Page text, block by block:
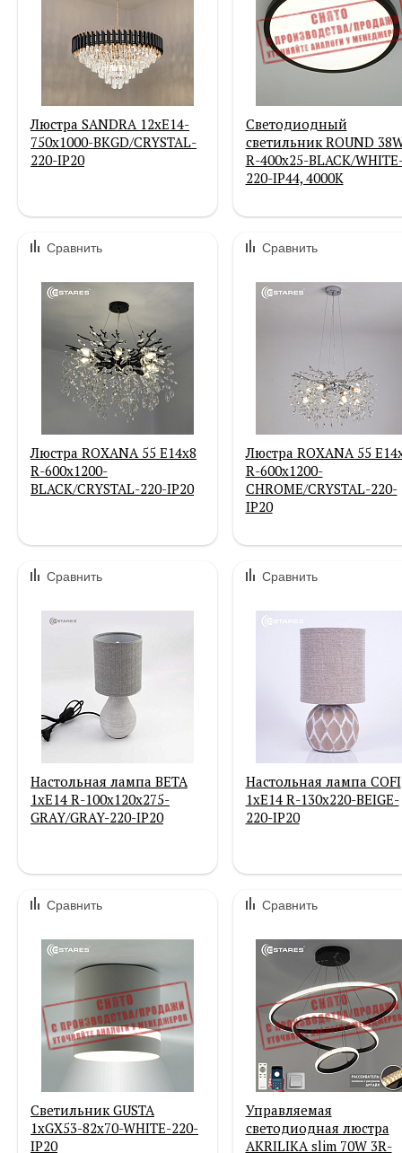
Люстра SANDRA 12хЕ14-
750х1000-BKGD/CRYSTAL-
220-IP20
Cветодиодный
светильник ROUND
R-400x25-BLACK/
220-IP44, 4000K
Сравнить
Люстра ROXANA 55 E14х8
R-600x1200-
BLACK/CRYSTAL-220-IP20
Сравнить
Люстра ROXANA 55
R-600x1200-
CHROME/CRYSTAL-220-
IP20
Сравнить
Настольная лампа BETA
1xE14 R-100x120x275-
GRAY/GRAY-220-IP20
Сравнить
Настольная лампа COFI
1xE14 R-130x220-BEIGE-
220-IP20
Сравнить
Светильник GUSTA
1xGX53-82x70-WHITE-220-
IP20
Сравнить
Управляемая
светодиодная люстра
AKRILIKA slim 70W 3R-